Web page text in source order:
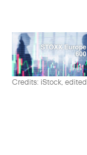
Credits: iStock, edited